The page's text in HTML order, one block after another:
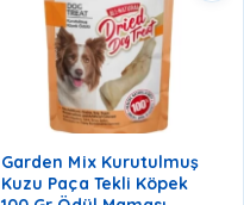
Garden Mix Kurutulmuş
Kuzu Paça Tekli Köpek